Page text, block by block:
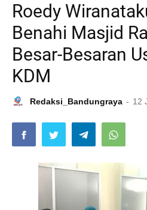
Roedy
Benahi Masjid
Besar-Besaran
KDM
Redaksi_Bandungraya 12